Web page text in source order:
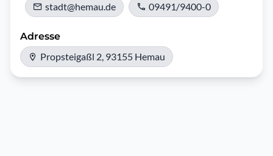
stadt@hemau.de 09491/9400-0
Adresse
Propsteigaßl 2, 93155 Hemau